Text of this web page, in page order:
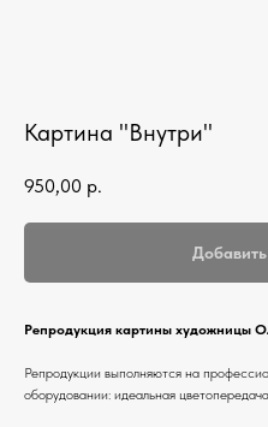
Картина "Внутри"
950,00 р.
Репродукция картины художницы
Репродукции выполняются на
оборудовании: идеальная